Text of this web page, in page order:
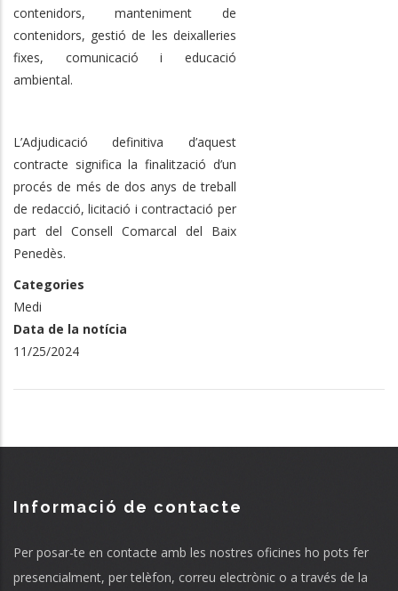
contenidors, manteniment de
contenidors, gestió de les deixalleries
fixes, comunicació i educació
ambiental.
L’Adjudicació definitiva d’aquest
contracte significa la finalització d’un
procés de més de dos anys de treball
de redacció, licitació i contractació per
part del Consell Comarcal del Baix
Penedès.
Categories
Medi
Data de la notícia
11/25/2024
Informació de contacte
Per posar-te en contacte amb les nostres oficines ho pots fer
presencialment, per telèfon, correu electrònic o a través de la